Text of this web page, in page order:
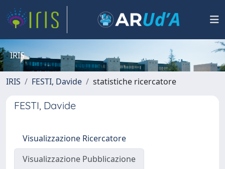
IRIS
IRIS FESTI, Davide statistiche ricercatore
FESTI, Davide
Visualizzazione Ricercatore
Visualizzazione Pubblicazione